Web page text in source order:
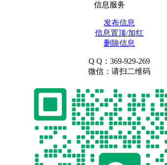
信息服务
发布信息
信息置顶/加红
删除信息
Q Q：369-929-269
微信：请扫二维码